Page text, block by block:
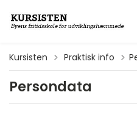
Kursisten Tilbage til
Praktisk info
Persondata